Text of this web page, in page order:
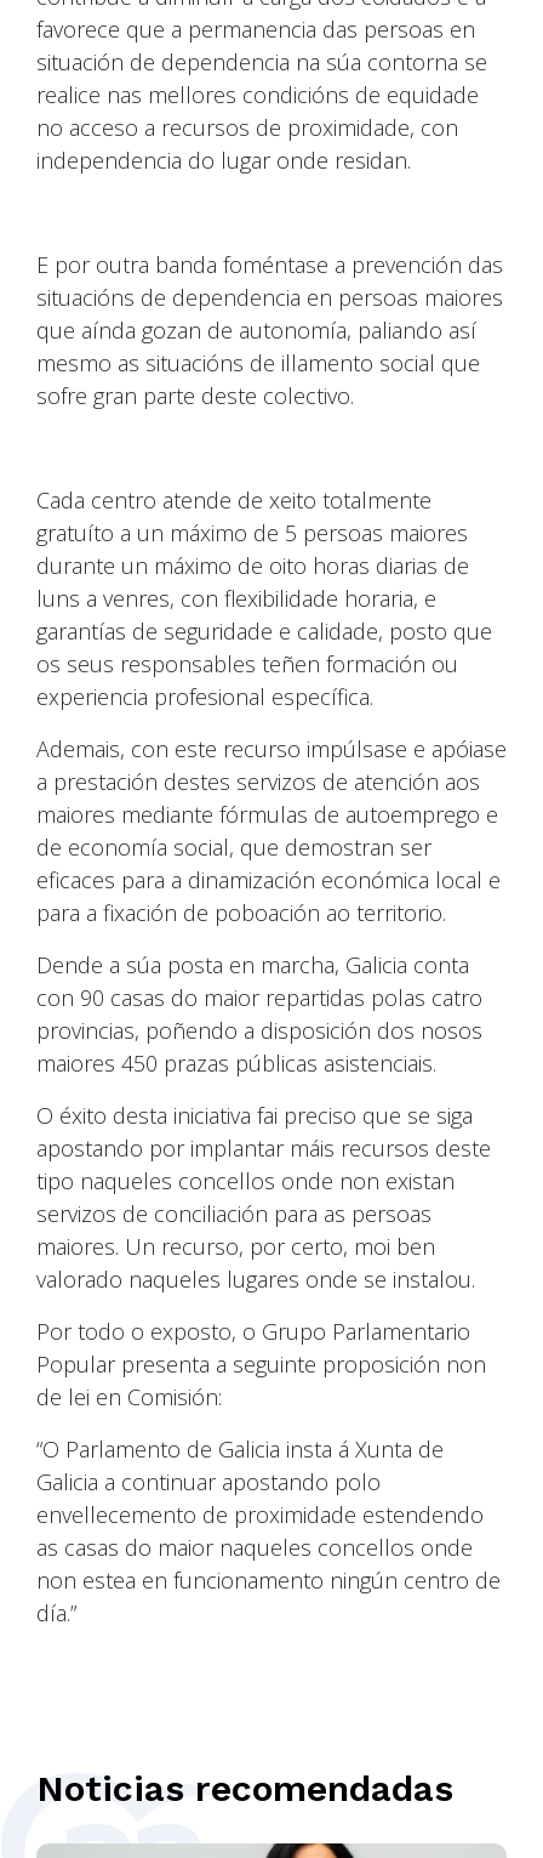
favorece que a permanencia das persoas en
situación de dependencia na súa contorna se
realice nas mellores condicións de equidade
no acceso a recursos de proximidade, con
independencia do lugar onde residan.
E por outra banda foméntase a prevención das
situacións de dependencia en persoas maiores
que aínda gozan de autonomía, paliando así
mesmo as situacións de illamento social que
sofre gran parte deste colectivo.
Cada centro atende de xeito totalmente
gratuíto a un máximo de 5 persoas maiores
durante un máximo de oito horas diarias de
luns a venres, con flexibilidade horaria, e
garantías de seguridade e calidade, posto que
os seus responsables teñen formación ou
experiencia profesional específica.
Ademais, con este recurso impúlsase e apóiase
a prestación destes servizos de atención aos
maiores mediante fórmulas de autoemprego e
de economía social, que demostran ser
eficaces para a dinamización económica local e
para a fixación de poboación ao territorio.
Dende a súa posta en marcha, Galicia conta
con 90 casas do maior repartidas polas catro
provincias, poñendo a disposición dos nosos
maiores 450 prazas públicas asistenciais.
O éxito desta iniciativa fai preciso que se siga
apostando por implantar máis recursos deste
tipo naqueles concellos onde non existan
servizos de conciliación para as persoas
maiores. Un recurso, por certo, moi ben
valorado naqueles lugares onde se instalou.
Por todo o exposto, o Grupo Parlamentario
Popular presenta a seguinte proposición non
de lei en Comisión:
“O Parlamento de Galicia insta á Xunta de
Galicia a continuar apostando polo
envellecemento de proximidade estendendo
as casas do maior naqueles concellos onde
non estea en funcionamento ningún centro de
día.”
Noticias recomendadas